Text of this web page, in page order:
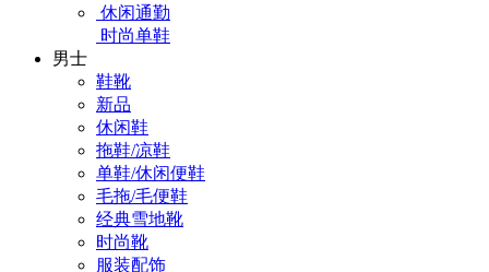
休闲通勤
时尚单鞋
男士
鞋靴
新品
休闲鞋
拖鞋/凉鞋
单鞋/休闲便鞋
毛拖/毛便鞋
经典雪地靴
时尚靴
服装配饰